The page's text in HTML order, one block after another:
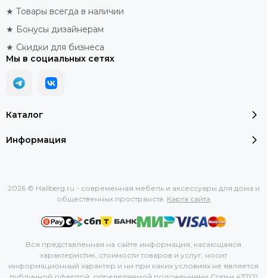
Каталог
Информация
★ Товары всегда в наличии
★ Бонусы дизайнерам
★ Скидки для бизнеса
Мы в социальных сетях
2026 © Hallberg.ru - современная мебель и аксессуары для дома и
общественных пространств. Карта сайта
Вся представленная на сайте информация, касающаяся
характеристик, стоимости товаров и услуг, носит
информационный характер и ни при каких условиях не является